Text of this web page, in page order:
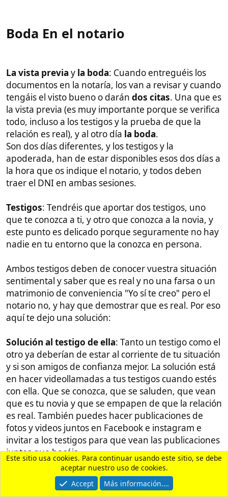
traerla a España, con lo que podrá trabajar en los
cultura), pero eso es otro tema para otro post y otro
vídeo que os haré pronto.
Recordad que esto sirve para casarse con
cualquier mujer del mundo, así que os agradezco
que lo compartáis con el típico amigo que lleva
tiempo queriendo casarse y traerse a su novia, a
una ecuatoriana, Cubana, o peruana.
Redondeando diría sin hacer los cálculos que son
unos 1000€, así que ahora vamos a comprobarlo a
ver si he acertado con el ojo de buen cubero:
zona me costó más de700€ que se paga al
final de la boda.
Las apostillasmenos de10€
El poderen el consulado:40€
El viaje a manilade mi novia y del
acompañante (sú hermano para que no fuera
sola) ida y vuelta: 150€
3 Noches en el Hotelque estaba a 5 minutos
del consulado (el primer día era para
familiarizarse con el camino al consulado que
eran 5 minutos andando):105€
Taxis y grabs en Manila: 35€
Taxis, grabs y furgoneta para ir a Cebu para
los papeleos y las apostillas
: 20€
Envio de documentos por DHL express: 65€
Traductor jurado:no recuerdo pero eran
menos de 100€, creo que unos 65 pero yo no
le le puse el certificado de residencia, así que
yo redondearía a 90 o mejor a100€
¿Me dejo algo?